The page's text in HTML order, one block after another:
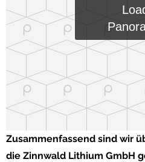
Zusammenfassend sind wir
die Zinnwald Lithium GmbH